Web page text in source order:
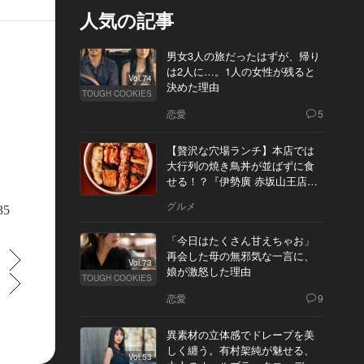
人気の記事
Vol.74
TOUGH COOKIES
男女3人の旅だったはずが、帰り
は2人に…。1人の女性が残ると
決めた理由
恋愛 5
【贅沢な穴場ランチ】本店では
大行列の焼き鳥丼が並ばずに食
せる！？『伊勢廣 赤坂山王店』
グルメ
Vol.73
TOUGH COOKIES
「今日はたくさん甘えちゃお」
再会した母の無邪気な一言に、
娘が激怒した理由
恋愛 9
Vol.53
異素材の立体感でドレープを美
しく纏う。有村架純が魅せる、